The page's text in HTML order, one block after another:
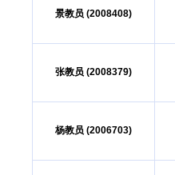
景教员 (2008408)
张教员 (2008379)
杨教员 (2006703)